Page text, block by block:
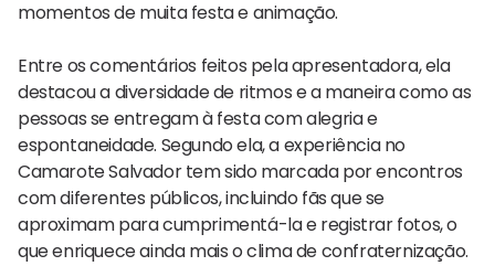
momentos de muita festa e animação.
Entre os comentários feitos pela apresentadora, ela
destacou a diversidade de ritmos e a maneira como as
pessoas se entregam à festa com alegria e
espontaneidade. Segundo ela, a experiência no
Camarote Salvador tem sido marcada por encontros
com diferentes públicos, incluindo fãs que se
aproximam para cumprimentá-la e registrar fotos, o
que enriquece ainda mais o clima de confraternização.